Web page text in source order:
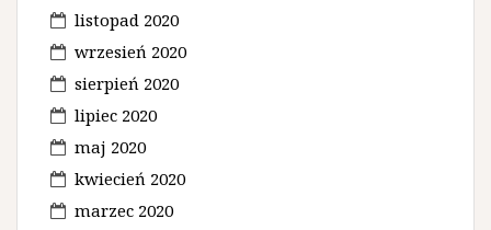
listopad 2020
wrzesień 2020
sierpień 2020
lipiec 2020
maj 2020
kwiecień 2020
marzec 2020